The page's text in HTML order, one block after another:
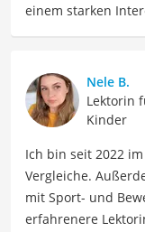
einem starken
behandeln
dabei zu
Der Chicco-
besonders
Nele B.
Lektorin
Kinder
Ich bin seit 2022
Vergleiche.
mit Sport- und
erfahrenere